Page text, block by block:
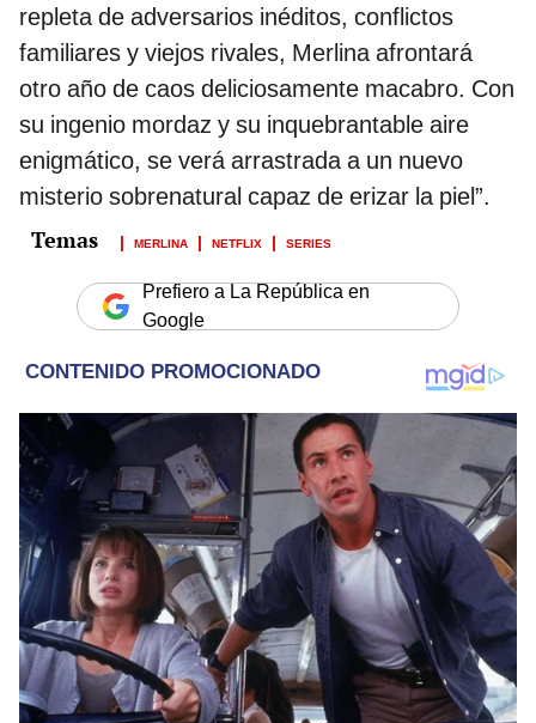
repleta de adversarios inéditos, conflictos
familiares y viejos rivales, Merlina afrontará
otro año de caos deliciosamente macabro. Con
su ingenio mordaz y su inquebrantable aire
enigmático, se verá arrastrada a un nuevo
misterio sobrenatural capaz de erizar la piel”.
MERLINA NETFLIX SERIES
Prefiero a La República en
Google